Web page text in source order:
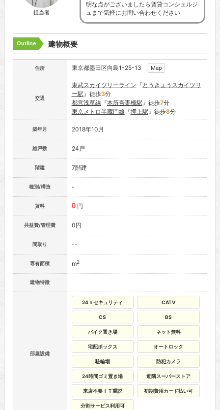
担当者
明な点がございましたら賃貸コンシェルジ
ュまで気軽にお問い合わせください
Outline 建物概要
住所 東京都墨田区向島1-25-13 Map
交通
東武スカイツリーライン 『 とうきょうスカイツリ
ー駅』徒歩3分
都営浅草線 『本所吾妻橋駅』徒歩7分
東京メトロ半蔵門線 『押上駅』徒歩8分
築年月 2018年10月
総戸数 24戸
階建 7階建
種別/構造 -
賃料 0 円
共益費/管理費 0円
間取り --
専有面積 m2
建物特徴
部屋設備
24ｈセキュリティ CATV
CS BS
バイク置き場 ネット無料
宅配ボックス オートロック
駐輪場 防犯カメラ
24時間ゴミ置き場 近隣スーパーストア
来店不要ＩＴ重説 初期費用カード払い可
分割サービス利用可